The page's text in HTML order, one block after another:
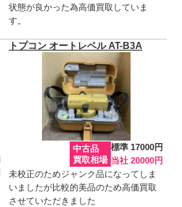
状態が良かった為高価買取していま
す。
トプコン オートレベル AT-B3A
中古品
買取相場
標準 17000円
当社 20000円
未校正のためジャンク品になってしま
いましたが比較的美品のため高価買取
させていただきました